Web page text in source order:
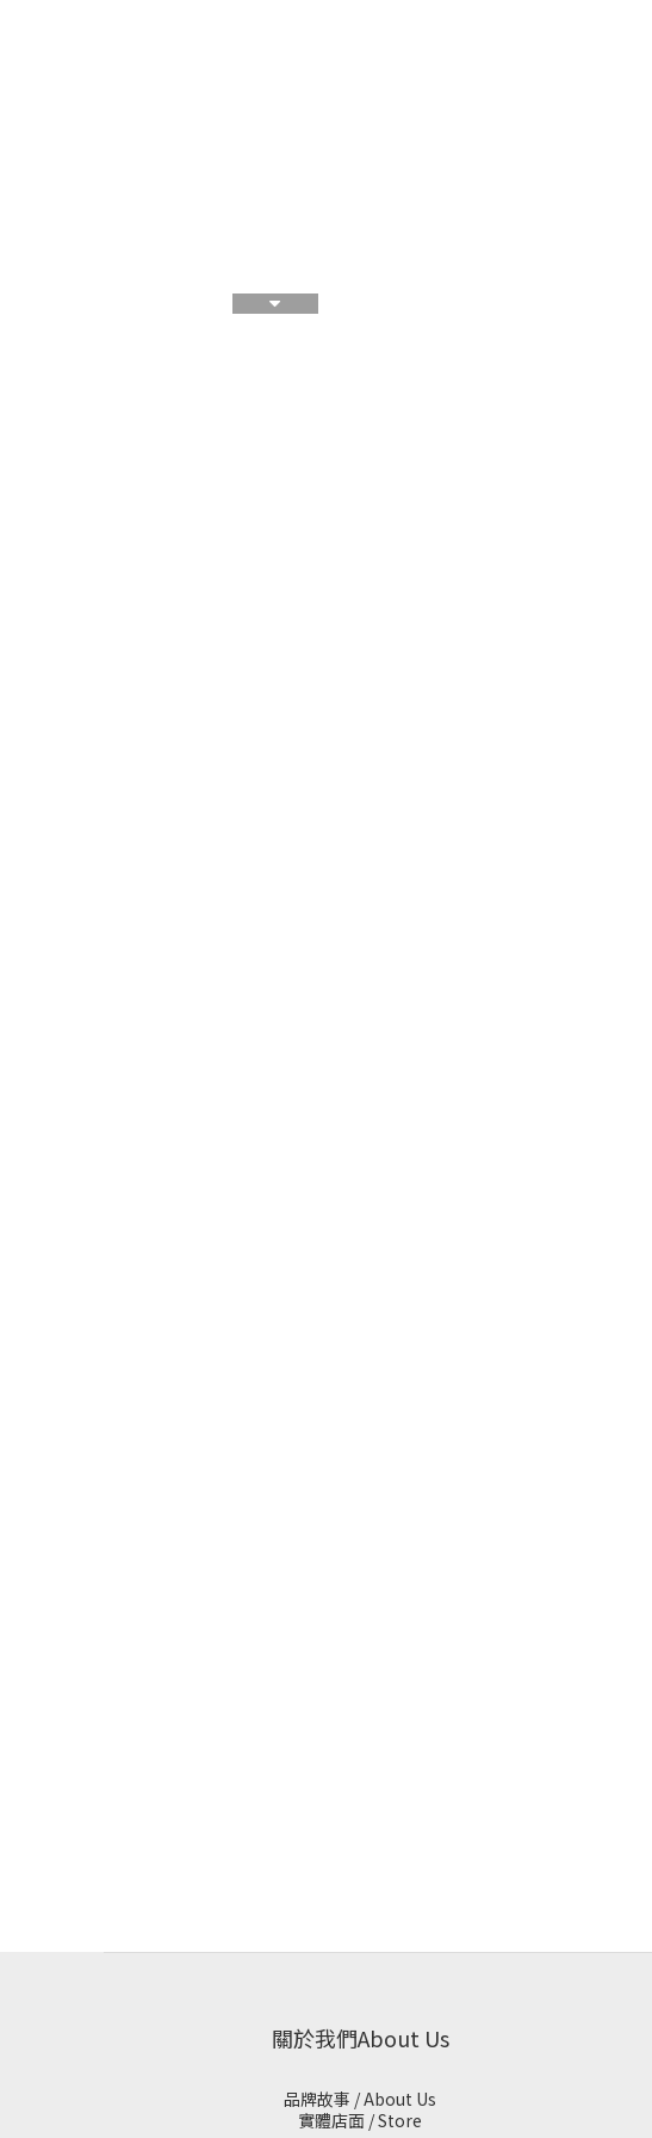
關於我們About Us
品牌故事 / About Us
實體店面 / Store